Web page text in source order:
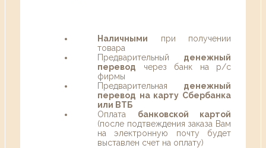
Наличными при получении
товара
Предварительный денежный
перевод через банк на р/с
фирмы
Предварительная денежный
перевод на карту Сбербанка
или ВТБ
Оплата банковской картой
(после подтвеждения заказа Вам
на электронную почту будет
выставлен счет на оплату)